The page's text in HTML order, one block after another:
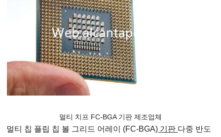
멀티 치프 FC-BGA 기판 제조업체
멀티 칩 플립 칩 볼 그리드 어레이 (FC-BGA) 기판 다중 반도